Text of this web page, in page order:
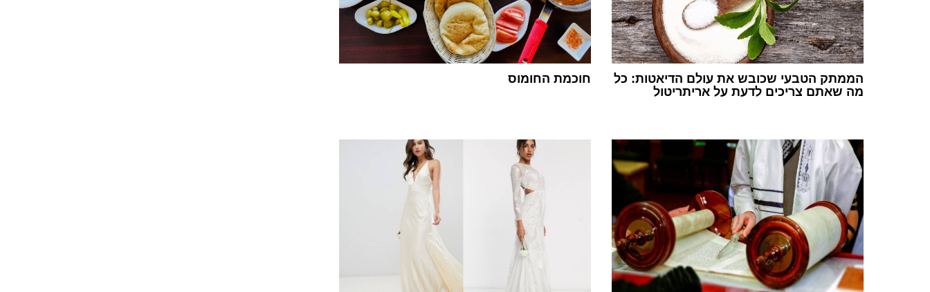
חוכמת החומוס
הממתק הטבעי שכובש את עולם הדיאטות: כל
מה שאתם צריכים לדעת על אריתריטול